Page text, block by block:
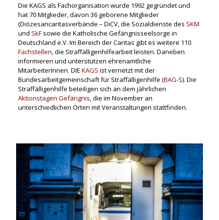
Die KAGS als Fachorganisation wurde 1992 gegründet und
hat 70 Mitglieder, davon 36 geborene Mitglieder
(Diözesancaritasverbände – DiCV, die Sozialdienste des SKM
und SkFsowie die Katholische Gefängnisseelsorge in
Deutschland e.V. Im Bereich der Caritas gibt es weitere 110
Fachstellen, die Straffälligenhilfearbeit leisten. Daneben
informieren und unterstützen ehrenamtliche
MitarbeiterInnen. DIE KAGS ist vernetzt mit der
Bundesarbeitgemeinschaft für Straffälligenhilfe (BAG-S). Die
Straffälligenhilfe beteiligen sich an dem jährlichen
Aktionstagen Gefängnis, die im November an
unterschiedlichen Orten mit Veranstaltungen stattfinden.